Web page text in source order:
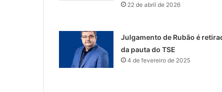
22 de abril de 2026
Julgamento de Rubão é
da pauta do TSE
4 de fevereiro de 2025